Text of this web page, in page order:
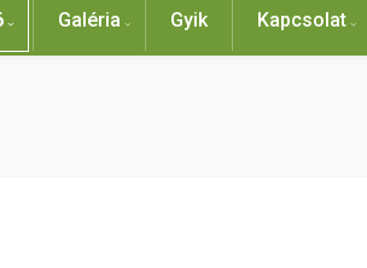
Galéria Gyik Kapcsolat